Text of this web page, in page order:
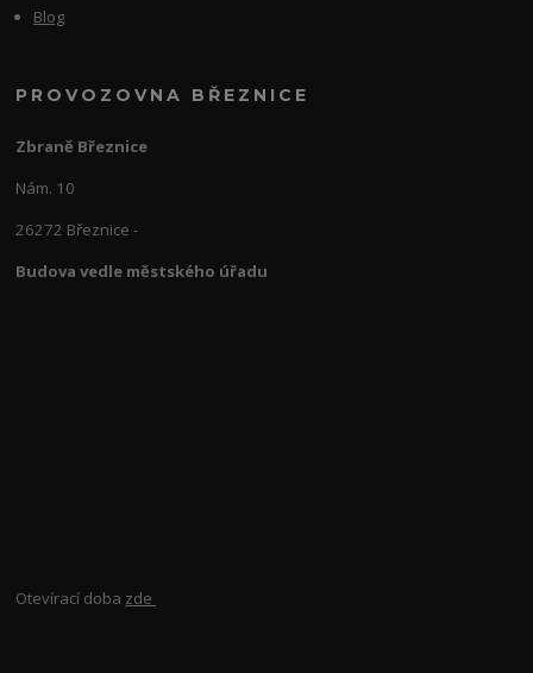
Blog
PROVOZOVNA BŘEZNICE
Zbraně Březnice
Nám. 10
26272 Březnice -
Budova vedle městského úřadu
Otevírací doba zde